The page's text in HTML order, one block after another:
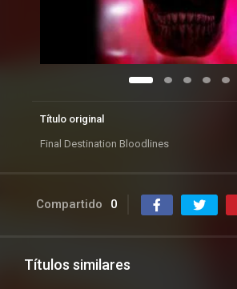
Título original
Final Destination Bloodlines
Compartido 0
Títulos similares